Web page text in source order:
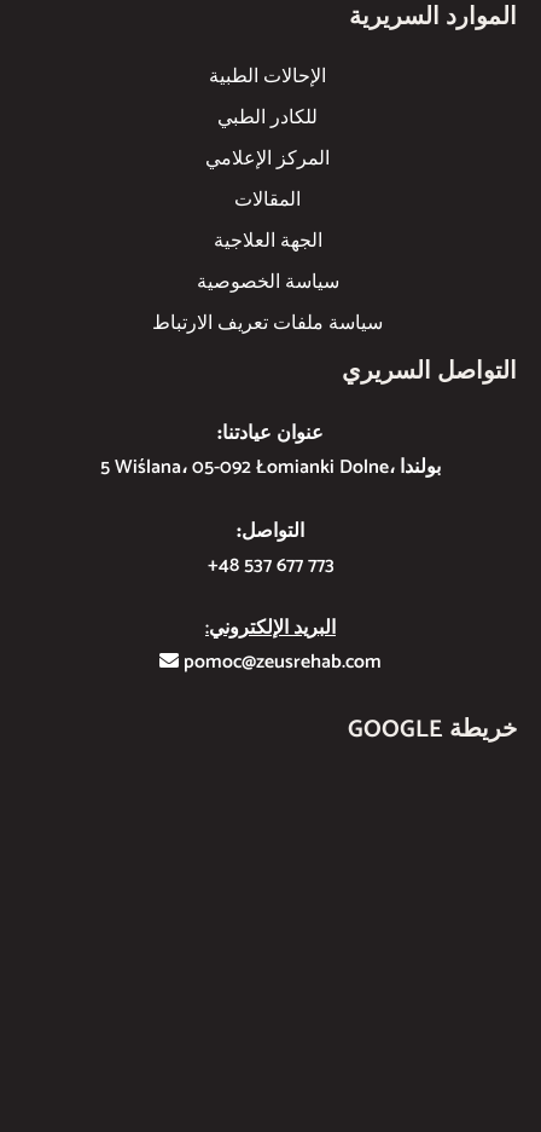
الموارد السريرية
الإحالات الطبية
للكادر الطبي
المركز الإعلامي
المقالات
الجهة العلاجية
سياسة الخصوصية
سياسة ملفات تعريف الارتباط
التواصل السريري
عنوان عيادتنا:
5 Wiślana، 05-092 Łomianki Dolne، بولندا
التواصل:
+48 537 677 773
البريد الإلكتروني:
pomoc@zeusrehab.com
خريطة GOOGLE